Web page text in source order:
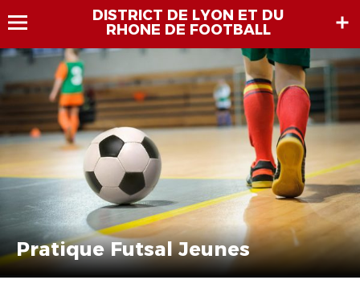
DISTRICT DE LYON ET DU
RHONE DE FOOTBALL
Pratique Futsal Jeunes